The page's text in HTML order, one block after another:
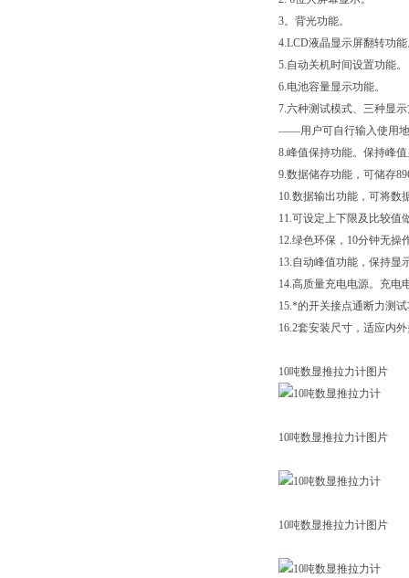
3。背光功能。
4.LCD液晶显示屏翻转功
5.自动关机时间设置功能。
6.电池容量显示功能。
7.六种测试模式、三种显
——用户可自行输入使用地
8.峰值保持功能。保持峰
9.数据储存功能，可储存
10.数据输出功能，可将数
11.可设定上下限及比较值
12.绿色环保，10分钟无操
13.自动峰值功能，保持显
14.高质量充电电源。充电
15.*的开关接点通断力测
16.2套安装尺寸，适应内
10吨数显推拉力计图片
10吨数显推拉力计图片
10吨数显推拉力计图片